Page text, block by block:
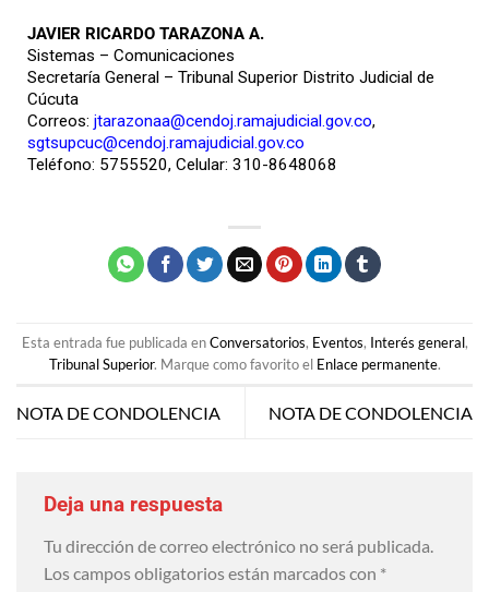
JAVIER RICARDO TARAZONA A.
Sistemas – Comunicaciones
Secretaría General – Tribunal Superior Distrito Judicial de
Cúcuta
Correos: jtarazonaa@cendoj.ramajudicial.gov.co,
sgtsupcuc@cendoj.ramajudicial.gov.co
Teléfono: 5755520, Celular: 310-8648068
Esta entrada fue publicada enConversatorios, Eventos, Interés general,
Tribunal Superior. Marque como favorito el Enlace permanente.
NOTA DE CONDOLENCIA NOTA DE CONDOLENCIA
Deja una respuesta
Tu dirección de correo electrónico no será publicada.
Los campos obligatorios están marcados con *